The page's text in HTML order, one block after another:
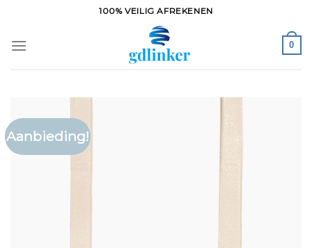
inhoud
100% VEILIG AFREKENEN
0
Aanbieding!